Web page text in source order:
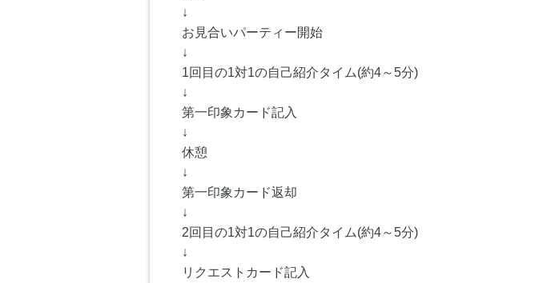
↓
お見合いパーティー開始
↓
1回目の1対1の自己紹介タイム(約4～5分)
↓
第一印象カード記入
↓
休憩
↓
第一印象カード返却
↓
2回目の1対1の自己紹介タイム(約4～5分)
↓
リクエストカード記入